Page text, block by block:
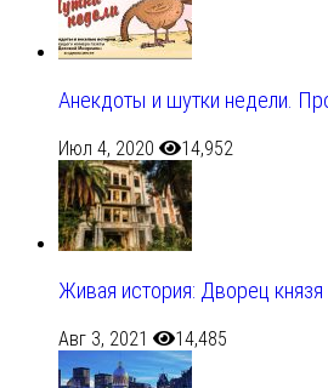
Анекдоты и шутки недели.
Июл 4, 2020 14,952
Живая история: Дворец
Авг 3, 2021 14,485